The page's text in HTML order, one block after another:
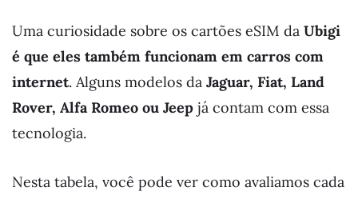
Uma curiosidade sobre os cartões eSIM da Ubigi
é que eles também funcionam em carros com
internet. Alguns modelos da Jaguar, Fiat, Land
Rover, Alfa Romeo ou Jeep já contam com essa
tecnologia.
Nesta tabela, você pode ver como avaliamos cada